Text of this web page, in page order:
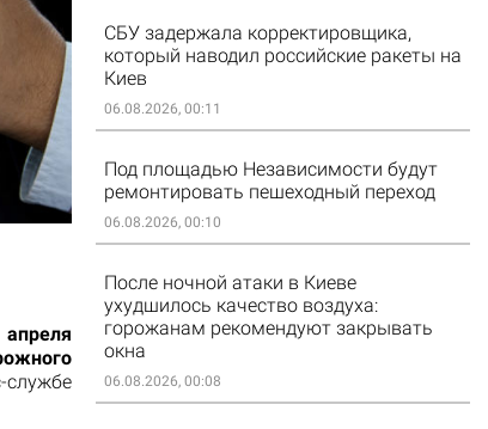
СБУ задержала корректировщика,
который наводил российские ракеты на
Киев
06.08.2026, 00:11
Под площадью Независимости будут
ремонтировать пешеходный переход
06.08.2026, 00:10
После ночной атаки в Киеве
ухудшилось качество воздуха:
горожанам рекомендуют закрывать
окна
06.08.2026, 00:08